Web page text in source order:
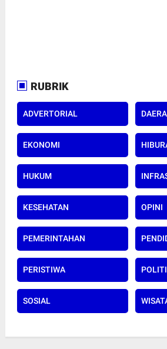
RUBRIK
ADVERTORIAL
EKONOMI
HUKUM
KESEHATAN OPINI
PEMERINTAHAN
PERISTIWA
SOSIAL